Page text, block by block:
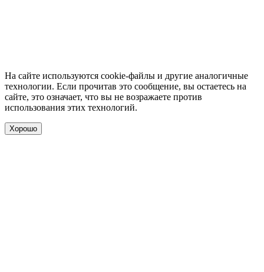
На сайте используются cookie-файлы и другие аналогичные
технологии. Если прочитав это сообщение, вы остаетесь на
сайте, это означает, что вы не возражаете против
использования этих технологий.
Хорошо